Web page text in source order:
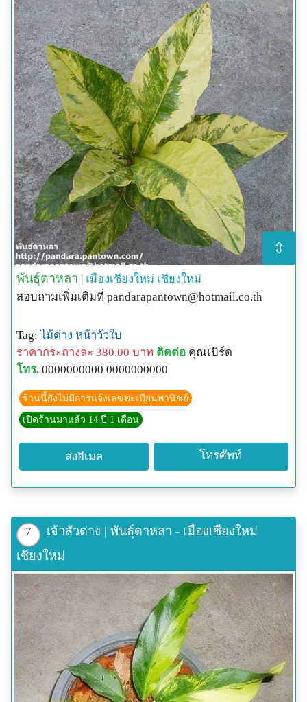
⇳
พันธุ์ดาหลา เมืองเชียงใหม่ เชียงใหม่
สอบถามเพิ่มเติมที่ pandarapantown@hotmail.co.th
Tag: ไม้ด่าง หน้าวัวใบ
ราคากระถางละ 380.00 บาท ติดต่อ คุณเบิร์ด
โทร. 0000000000 0000000000
ร้านนี้ยังไม่มีการแจ้งเลขทะเบียนพานิชย์
เปิดร้านมาแล้ว 14 ปี 1 เดือน
ส่งอีเมล โทรศัพท์
7
เจ้าสัวด่าง | พันธุ์ดาหลา - เมืองเชียงใหม่
เชียงใหม่